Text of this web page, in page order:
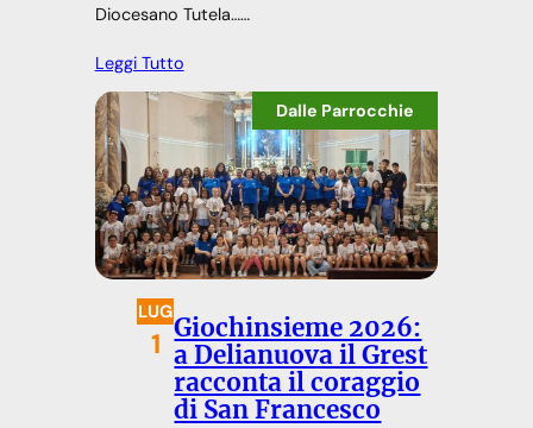
Diocesano Tutela……
Leggi Tutto
Dalle Parrocchie
LUG
1 Giochinsieme 2026:
a Delianuova il Grest
racconta il coraggio
di San Francesco